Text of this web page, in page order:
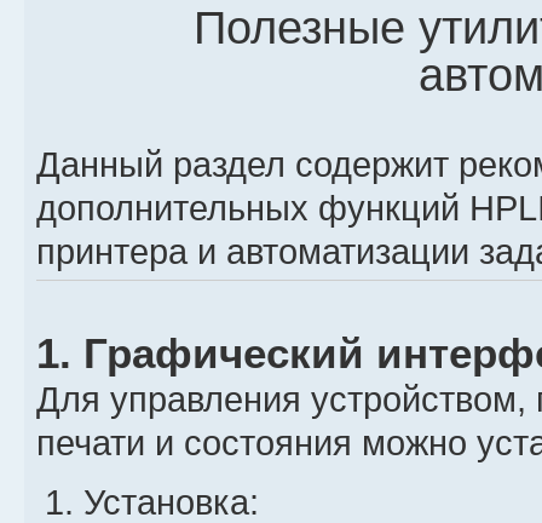
Полезные
Данный раздел содержит
дополнительных функций
принтера и автоматизации
1. Графический
Для управления устройством,
печати и состояния можно
Установка: